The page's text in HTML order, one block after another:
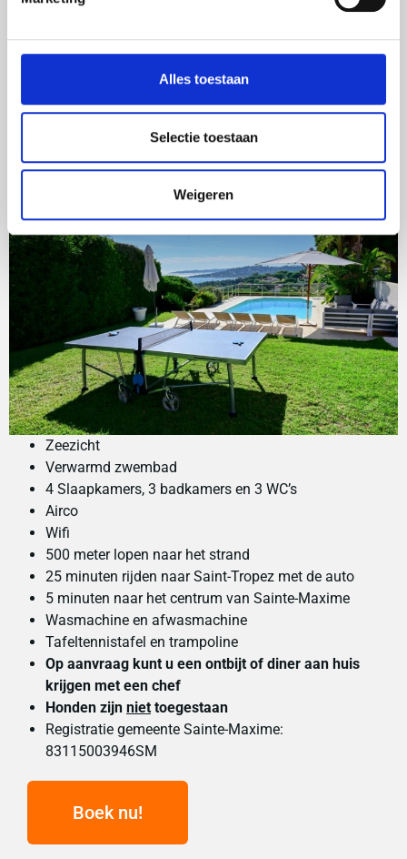
Alles toestaan
Selectie toestaan
Weigeren
optimaal te kunnen genieten van de Côte d’Azur. Wij willen
willen het graag met andere mensen delen.
Samenvatting wat La Villotte
te bieden heeft:
Zeezicht
Verwarmd zwembad
4 Slaapkamers, 3 badkamers en 3 WC’s
Airco
Wifi
500 meter lopen naar het strand
25 minuten rijden naar Saint-Tropez met de auto
5 minuten naar het centrum van Sainte-Maxime
Wasmachine en afwasmachine
Tafeltennistafel en trampoline
Op aanvraag kunt u een ontbijt of diner aan huis
krijgen met een chef
Honden zijn niet toegestaan
Registratie gemeente Sainte-Maxime:
83115003946SM
Boek nu!